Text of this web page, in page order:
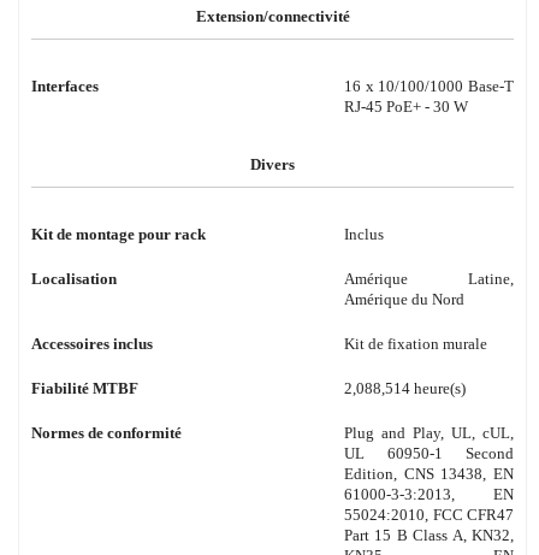
Extension/connectivité
Interfaces
16 x 10/100/1000 Base-T
RJ-45 PoE+ - 30 W
Divers
Kit de montage pour rack Inclus
Localisation
Amérique Latine,
Amérique du Nord
Accessoires inclus Kit de fixation murale
Fiabilité MTBF 2,088,514 heure(s)
Normes de conformité
Plug and Play, UL, cUL,
UL 60950-1 Second
Edition, CNS 13438, EN
61000-3-3:2013, EN
55024:2010, FCC CFR47
Part 15 B Class A, KN32,